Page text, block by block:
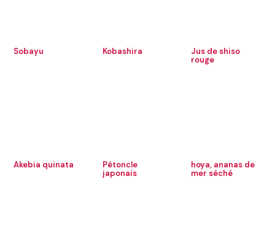
Sobayu Kobashira
Jus de shiso
rouge
Akebia quinata
Pétoncle
japonais
hoya, ananas de
mer séché